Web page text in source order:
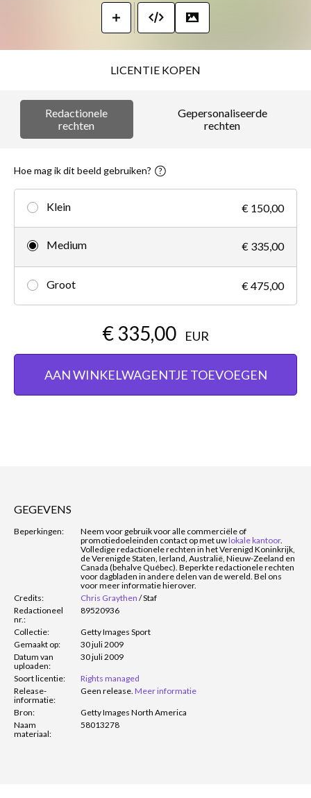
LICENTIE KOPEN
Redactionele
rechten
Gepersonaliseerde
rechten
Hoe mag ik dit beeld gebruiken?
Klein € 150,00
Medium € 335,00
Groot € 475,00
€ 335,00 EUR
AAN WINKELWAGENTJE TOEVOEGEN
GEGEVENS
Beperkingen:
Neem voor gebruik voor alle commerciële of
promotiedoeleinden contact op met uwlokale kantoor.
Volledige redactionele rechten in het Verenigd Koninkrijk,
de Verenigde Staten, Ierland, Australië, Nieuw-Zeeland en
Canada (behalve Québec). Beperkte redactionele rechten
voor dagbladen in andere delen van de wereld. Bel ons
voor meer informatie hierover.
Credits:
Chris Graythen /Staf
Redactioneel
nr.:
89520936
Collectie:
Getty Images Sport
Gemaakt op:
30 juli 2009
Datum van
uploaden:
30 juli 2009
Soort licentie:
Rights managed
Release-
informatie:
Geen release. Meer informatie
Bron:
Getty Images North America
Naam
materiaal:
58013278